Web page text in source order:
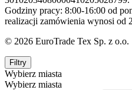
Godziny pracy: 8:00-16:00 od
realizacji zamówienia wynosi od
© 2026 EuroTrade Tex Sp. z o.o.
Filtry
Wybierz miasta
Wybierz miasta